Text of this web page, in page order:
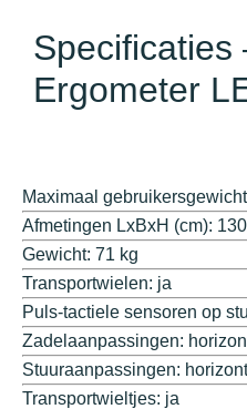
Specificaties
Ergometer
Maximaal
Afmetingen LxBxH (cm):
Gewicht: 71 kg
Transportwielen: ja
Puls-tactiele sensoren op
Zadelaanpassingen:
Stuuraanpassingen:
Transportwieltjes: ja